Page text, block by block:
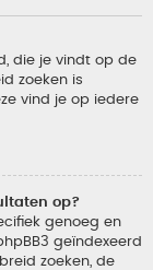
die je vindt op de
zoeken is
vind je op iedere
op?
genoeg en
geïndexeerd
zoeken, de